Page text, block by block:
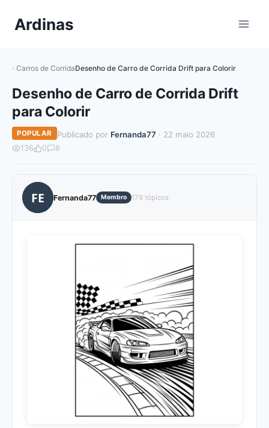
paraArdinas
Carros de CorridaDesenho de Carro de Corrida Drift para Colorir
Desenho de Carro de Corrida Drift
para Colorir
POPULAR Publicado por Fernanda77· 22 maio 2026
136 0 8
FE Fernanda77 Membro 179 tópicos